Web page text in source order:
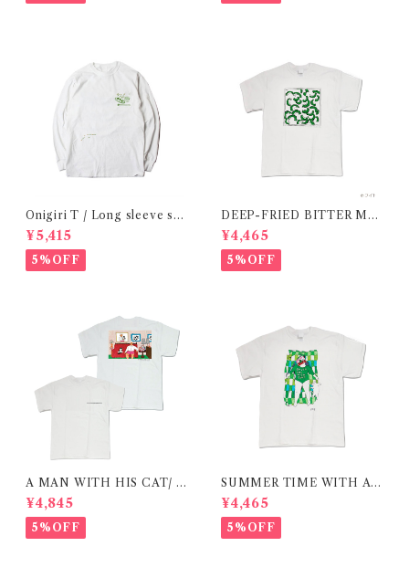
Onigiri T / Long sleeve shi
rt 在庫限りで終了
¥5,415
5%OFF
DEEP-FRIED BITTER ME
LON T SHIRT/ 揚げたてゴー
ヤtシャツ 在庫限りで終了
¥4,465
5%OFF
A MAN WITH HIS CAT/ T
-shirt 在庫限りで終了
¥4,845
5%OFF
SUMMER TIME WITH A
CAT / GREEN / T-shirt 在庫
限りで終了
¥4,465
5%OFF